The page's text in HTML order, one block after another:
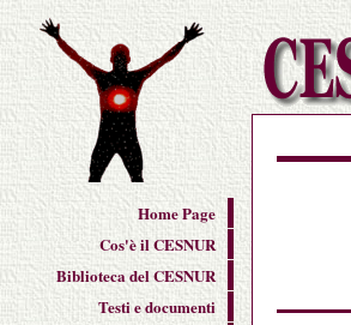
Home Page
Cos'è il CESNUR
Biblioteca del CESNUR
Testi e documenti